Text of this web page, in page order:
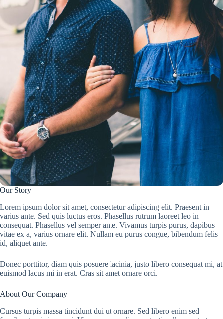
Our Story
Lorem ipsum dolor sit amet, consectetur adipiscing elit. Praesent in
varius ante. Sed quis luctus eros. Phasellus rutrum laoreet leo in
consequat. Phasellus vel semper ante. Vivamus turpis purus, dapibus
vitae ex a, varius ornare elit. Nullam eu purus congue, bibendum felis
id, aliquet ante.
Donec porttitor, diam quis posuere lacinia, justo libero consequat mi, at
euismod lacus mi in erat. Cras sit amet ornare orci.
About Our Company
Cursus turpis massa tincidunt dui ut ornare. Sed libero enim sed